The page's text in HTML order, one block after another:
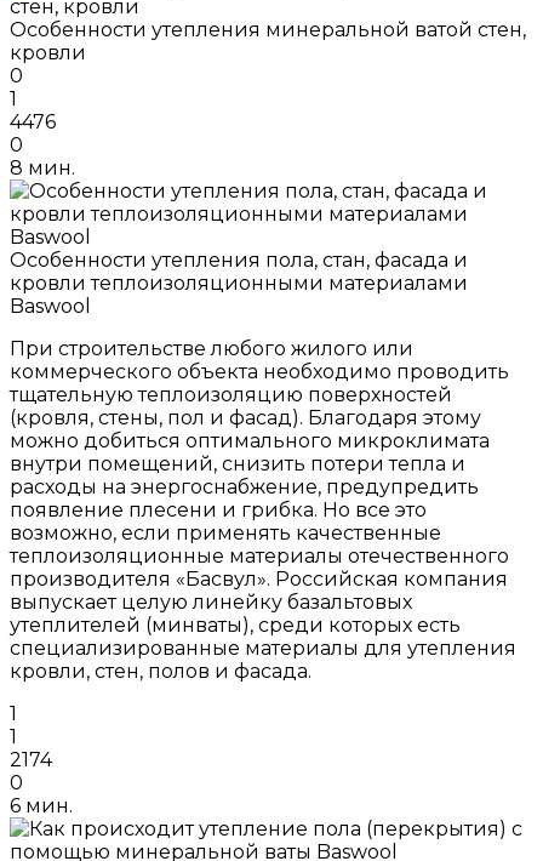
Особенности утепления минеральной ватой стен,
кровли
0
1
4476
0
8 мин.
Особенности утепления пола, стан, фасада и
кровли теплоизоляционными материалами
Baswool
При строительстве любого жилого или
коммерческого объекта необходимо проводить
тщательную теплоизоляцию поверхностей
(кровля, стены, пол и фасад). Благодаря этому
можно добиться оптимального микроклимата
внутри помещений, снизить потери тепла и
расходы на энергоснабжение, предупредить
появление плесени и грибка. Но все это
возможно, если применять качественные
теплоизоляционные материалы отечественного
производителя «Басвул». Российская компания
выпускает целую линейку базальтовых
утеплителей (минваты), среди которых есть
специализированные материалы для утепления
кровли, стен, полов и фасада.
1
1
2174
0
6 мин.